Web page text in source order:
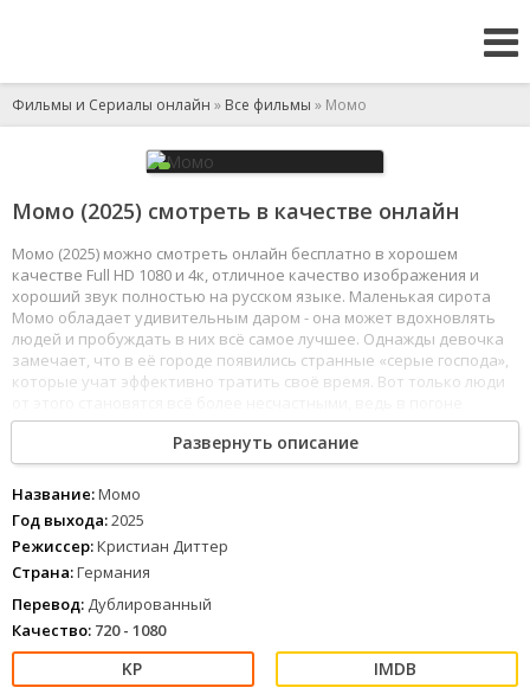
Фильмы и Сериалы онлайн » Все фильмы » Момо
Момо (2025) смотреть в качестве онлайн
Момо (2025) можно смотреть онлайн бесплатно в хорошем
качестве Full HD 1080 и 4к, отличное качество изображения и
хороший звук полностью на русском языке. Маленькая сирота
Момо обладает удивительным даром - она может вдохновлять
людей и пробуждать в них всё самое лучшее. Однажды девочка
замечает, что в её городе появились странные «серые господа»,
которые учат эффективно тратить своё время. Вот только люди
за продуктивностью они растрачивают свои жизни. Момо
объединяется с Хранителем времени и черепашкой-
предсказательницей, чтобы понять, как избавить город от этих
похитителей времени и вернуть его жителям потерянную
1 23 45 678
Развернуть описание
Название:Момо
Год выхода:2025
Режиссер:Кристиан Диттер
Страна:Германия
Перевод: Дублированный
Качество: 720 - 1080